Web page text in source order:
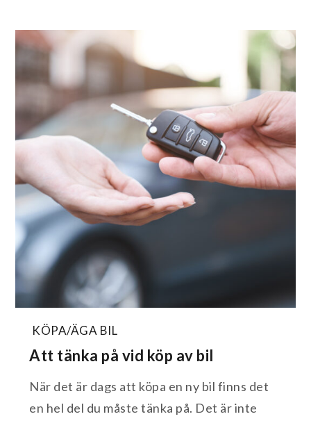
KÖPA/ÄGA BIL
Att tänka på vid köp av bil
När det är dags att köpa en ny bil finns det
en hel del du måste tänka på. Det är inte